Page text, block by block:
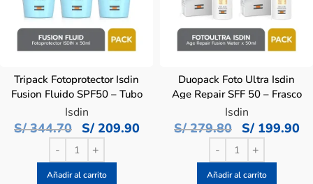
Tripack Fotoprotector Isdin
Fusion Fluido SPF50 – Tubo
50 ML
Isdin
S/344.70 S/209.90
Añadir al carrito
Duopack Foto Ultra Isdin
Age Repair SFF 50 – Frasco
50 ML
Isdin
S/279.80 S/199.90
Añadir al carrito